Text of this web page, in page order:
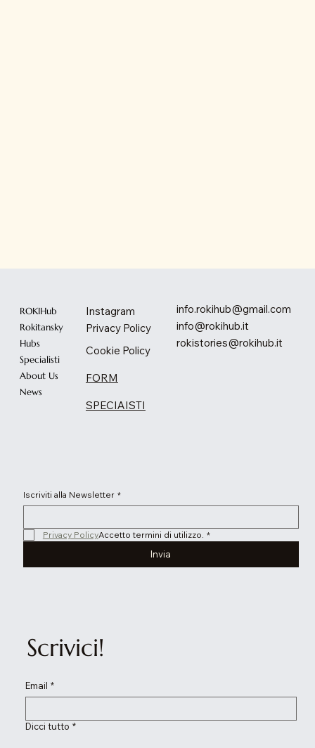
ROKIHub
Rokitansky
Hubs
Specialisti
About Us
News
Instagram
Privacy Policy
Cookie Policy
FORM
SPECIAISTI
info.rokihub@gmail.com
info@rokihub.it
rokistories@rokihub.it
Email *
Dicci tutto *
Scrivici!
Iscriviti alla Newsletter *
Privacy PolicyAccetto termini di utilizzo. *
Invia